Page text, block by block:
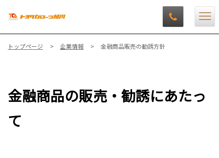
トップページ 企業情報 金融商品販売の勧誘方針
金融商品の販売・勧誘にあたっ
て